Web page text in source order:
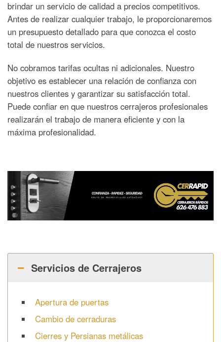
brindar un servicio de calidad a precios competitivos.
Antes de realizar cualquier trabajo, le proporcionaremos
un presupuesto detallado para que conozca el costo
total de nuestros servicios.
No cobramos tarifas ocultas ni adicionales. Nuestro
objetivo es establecer una relación de confianza con
nuestros clientes y garantizar su satisfacción total.
Puede confiar en que nuestros cerrajeros profesionales
realizarán el trabajo de manera eficiente y con la
máxima profesionalidad.
Servicios de Cerrajeros
Apertura de puertas
Cambio de cerraduras
Cierres y Persianas metálicas